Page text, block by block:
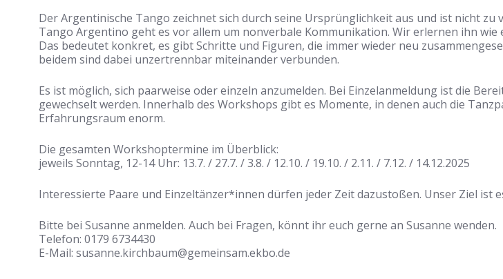
Der Argentinische Tango zeichnet sich durch seine Ursprünglichkeit aus und ist nicht
Tango Argentino geht es vor allem um nonverbale Kommunikation. Wir erlernen ihn
Das bedeutet konkret, es gibt Schritte und Figuren, die immer wieder neu
beidem sind dabei unzertrennbar miteinander verbunden.
Es ist möglich, sich paarweise oder einzeln anzumelden. Bei Einzelanmeldung ist die
gewechselt werden. Innerhalb des Workshops gibt es Momente, in denen auch die
Erfahrungsraum enorm.
Die gesamten Workshoptermine im Überblick:
jeweils Sonntag, 12-14 Uhr: 13.7. / 27.7. / 3.8. / 12.10. / 19.10. / 2.11. / 7.12. / 14.12.2025
Interessierte Paare und Einzeltänzer*innen dürfen jeder Zeit dazustoßen. Unser Ziel ist
Bitte bei Susanne anmelden. Auch bei Fragen, könnt ihr euch gerne an Susanne wenden.
Telefon: 0179 6734430
E-Mail: susanne.kirchbaum@gemeinsam.ekbo.de